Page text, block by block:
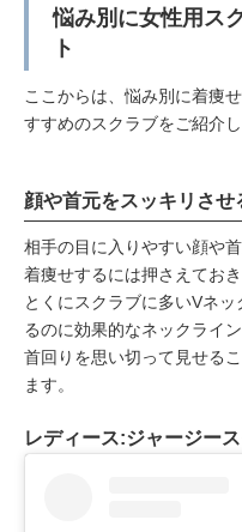
悩み別に女性用ス
ト
ここからは、悩み別に着痩
すすめのスクラブをご紹介し
顔や首元をスッキリさせ
相手の目に入りやすい顔や
着痩せするには押さえてお
とくにスクラブに多いVネ
るのに効果的なネックライン
首回りを思い切って見せる
ます。
レディース:ジャージー